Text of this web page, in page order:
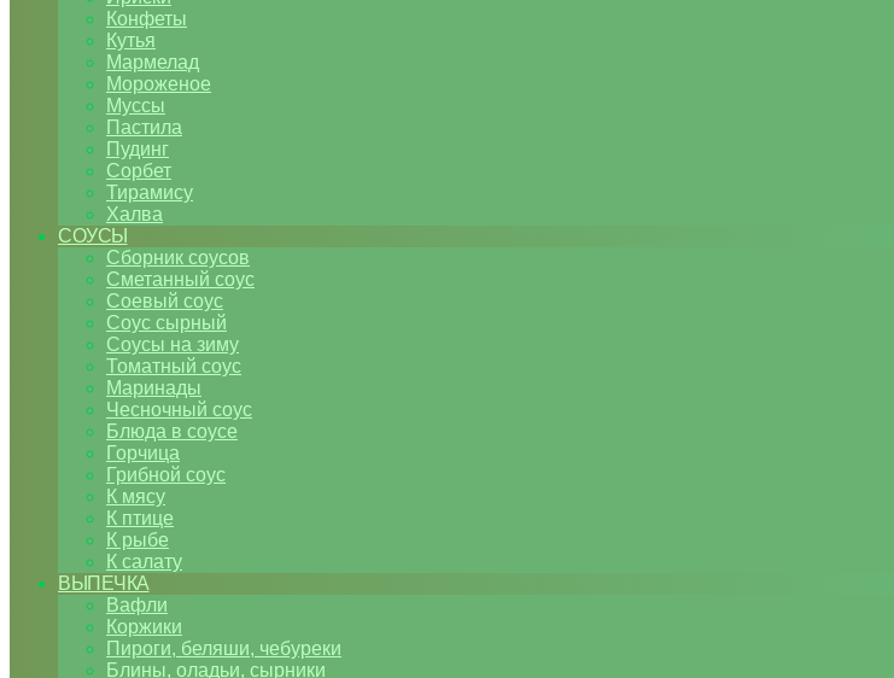
Конфеты
Кутья
Мармелад
Мороженое
Муссы
Пастила
Пудинг
Сорбет
Тирамису
Халва
СОУСЫ
Сборник соусов
Сметанный соус
Соевый соус
Соус сырный
Соусы на зиму
Томатный соус
Маринады
Чесночный соус
Блюда в соусе
Горчица
Грибной соус
К мясу
К птице
К рыбе
К салату
ВЫПЕЧКА
Вафли
Коржики
Пироги, беляши, чебуреки
Блины, оладьи, сырники